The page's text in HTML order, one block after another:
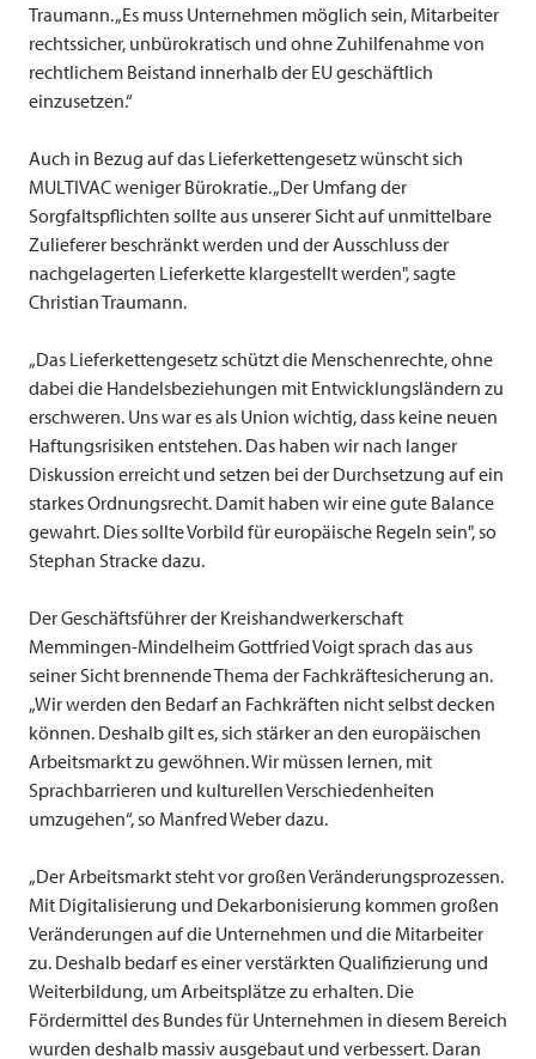
Traumann. „Es muss Unternehmen möglich sein, Mitarbeiter
rechtssicher, unbürokratisch und ohne Zuhilfenahme von
rechtlichem Beistand innerhalb der EU geschäftlich
einzusetzen.“
Auch in Bezug auf das Lieferkettengesetz wünscht sich
MULTIVACweniger Bürokratie. „Der Umfang der
Sorgfaltspflichten sollte aus unserer Sicht auf unmittelbare
Zulieferer beschränkt werden und der Ausschluss der
nachgelagerten Lieferkette klargestellt werden", sagte
Christian Traumann.
„Das Lieferkettengesetz schützt die Menschenrechte, ohne
dabei die Handelsbeziehungen mit Entwicklungsländern zu
erschweren. Uns war es als Union wichtig, dass keine neuen
Haftungsrisiken entstehen. Das haben wir nach langer
Diskussion erreicht und setzen bei der Durchsetzung auf ein
starkes Ordnungsrecht. Damit haben wir eine gute Balance
gewahrt. Dies sollte Vorbild für europäische Regeln sein", so
Stephan Stracke dazu.
Der Geschäftsführer der Kreishandwerkerschaft
Memmingen-Mindelheim Gottfried Voigt sprach das aus
seiner Sicht brennende Thema der Fachkräftesicherung an.
„Wir werden den Bedarf an Fachkräften nicht selbst decken
können. Deshalb gilt es, sich stärker an den europäischen
Arbeitsmarkt zu gewöhnen. Wir müssen lernen, mit
Sprachbarrieren und kulturellen Verschiedenheiten
umzugehen“, so Manfred Weber dazu.
„Der Arbeitsmarkt steht vor großen Veränderungsprozessen.
Mit Digitalisierung und Dekarbonisierung kommen großen
Veränderungen auf die Unternehmen und die Mitarbeiter
zu. Deshalb bedarf es einer verstärkten Qualifizierung und
Weiterbildung, um Arbeitsplätze zu erhalten. Die
Fördermittel des Bundes für Unternehmen in diesem Bereich
wurden deshalb massiv ausgebaut und verbessert. Daran